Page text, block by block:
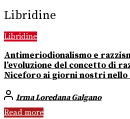
Libridine
Libridine
Antimeriodionalismo e
l’evoluzione del concetto di
Niceforo ai giorni nostri
Irma Loredana Galgano
Read more